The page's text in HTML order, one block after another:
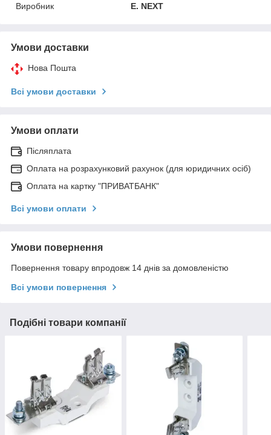
Виробник
E. NEXT
Умови доставки
Нова Пошта
Всі умови доставки
Умови оплати
Післяплата
Оплата на розрахунковий рахунок (для юридичних осіб)
Оплата на картку "ПРИВАТБАНК"
Всі умови оплати
Умови повернення
Повернення товару впродовж 14 днів за домовленістю
Всі умови повернення
Подібні товари компанії